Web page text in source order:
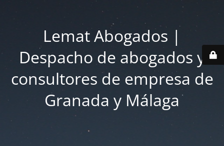
Lemat Abogados |
Despacho de abogados y
consultores de empresa de
Granada y Málaga